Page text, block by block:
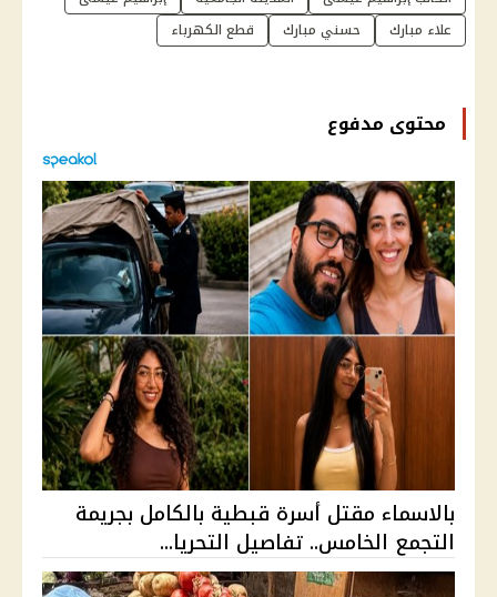
علاء مبارك
حسني مبارك قطع الكهرباء
محتوى مدفوع
بالاسماء مقتل أسرة قبطية بالكامل بجريمة
التجمع الخامس.. تفاصيل التحريا...